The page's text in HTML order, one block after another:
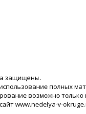
защищены.
полных
возможно только
www.nedelya-v-